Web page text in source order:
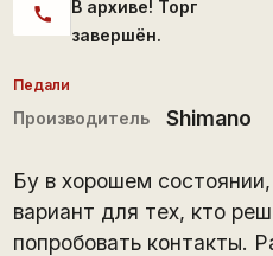
call
В архиве! Торг
завершён.
Педали
Производитель Shimano
Бу в хорошем
вариант для тех, кто
попробовать контакты.